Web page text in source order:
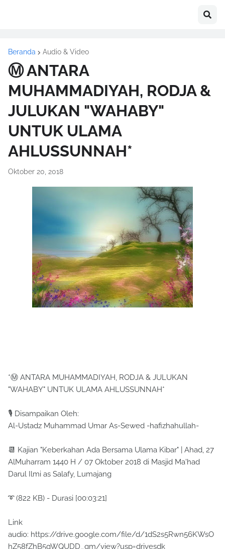
Beranda Audio & Video
Ⓜ ANTARA
MUHAMMADIYAH, RODJA &
JULUKAN "WAHABY"
UNTUK ULAMA
AHLUSSUNNAH*
Oktober 20, 2018
*Ⓜ ANTARA MUHAMMADIYAH, RODJA & JULUKAN
"WAHABY" UNTUK ULAMA AHLUSSUNNAH*
🎙 Disampaikan Oleh:
Al-Ustadz Muhammad Umar As-Sewed -hafizhahullah-
📆 Kajian "Keberkahan Ada Bersama Ulama Kibar" | Ahad, 27
AlMuharram 1440 H / 07 Oktober 2018 di Masjid Ma'had
Darul Ilmi as Salafy, Lumajang
➰ (822 KB) - Durasi [00:03:21]
Link
audio: https://drive.google.com/file/d/1dS2s5Rwn56KWsO
hZ58fZhB5gWQUDD_qm/view?usp=drivesdk